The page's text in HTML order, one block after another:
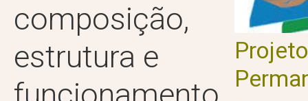
composição,
estrutura e